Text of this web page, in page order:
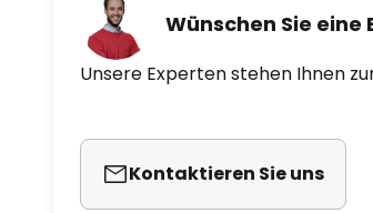
Wünschen Sie eine
Unsere Experten stehen Ihnen
Kontaktieren Sie uns